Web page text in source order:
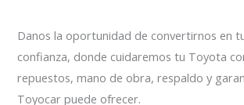
Danos la oportunidad de convertirnos en
confianza, donde cuidaremos tu Toyota
repuestos, mano de obra, respaldo y
Toyocar puede ofrecer.